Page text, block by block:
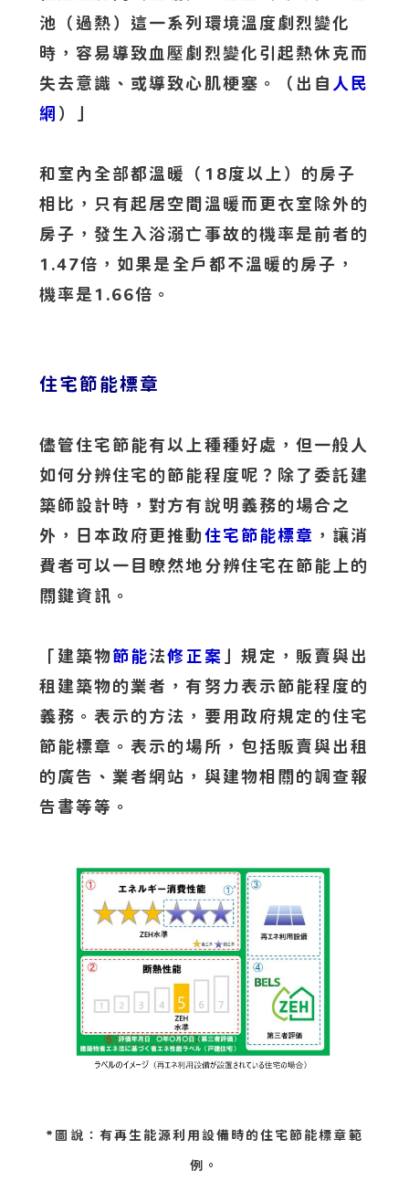
池（過熱）這一系列環境溫度劇烈變化
時，容易導致血壓劇烈變化引起熱休克而
失去意識、或導致心肌梗塞。（出自 人民
網 ）」
和室內全部都溫暖（18度以上）的房子
相比，只有起居空間溫暖而更衣室除外的
房子，發生入浴溺亡事故的機率是前者的
1.47倍，如果是全戶都不溫暖的房子，
機率是1.66倍。
住宅節能標章
儘管住宅節能有以上種種好處，但一般人
如何分辨住宅的節能程度呢？除了委託建
築師設計時，對方有說明義務的場合之
外，日本政府更推動住宅節能標章 ，讓消
費者可以一目瞭然地分辨住宅在節能上的
關鍵資訊。
「建築物節能法修正案
」規定，販賣與出
租建築物的業者，有努力表示節能程度的
義務。表示的方法，要用政府規定的住宅
節能標章。表示的場所，包括販賣與出租
的廣告、業者網站，與建物相關的調查報
告書等等。
*圖說：有再生能源利用設備時的住宅節能標章範
例。